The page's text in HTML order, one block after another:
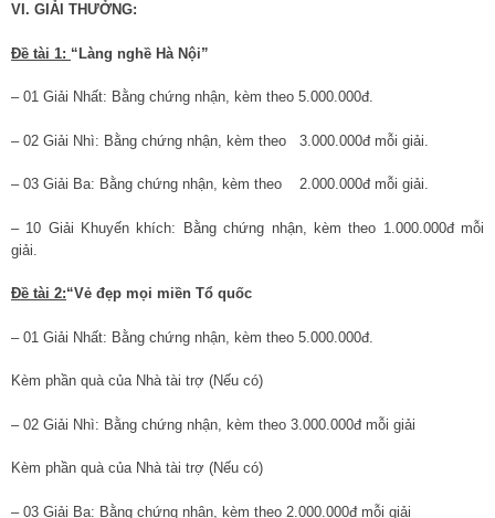
VI. GIẢI THƯỞNG:
Đề tài 1: “Làng nghề Hà Nội”
– 01 Giải Nhất: Bằng chứng nhận, kèm theo 5.000.000đ.
– 02 Giải Nhì: Bằng chứng nhận, kèm theo 3.000.000đ mỗi giải.
– 03 Giải Ba: Bằng chứng nhận, kèm theo 2.000.000đ mỗi giải.
– 10 Giải Khuyến khích: Bằng chứng nhận, kèm theo 1.000.000đ mỗi
giải.
Đề tài 2:“Vẻ đẹp mọi miền Tổ quốc
– 01 Giải Nhất: Bằng chứng nhận, kèm theo 5.000.000đ.
Kèm phần quà của Nhà tài trợ (Nếu có)
– 02 Giải Nhì: Bằng chứng nhận, kèm theo 3.000.000đ mỗi giải
Kèm phần quà của Nhà tài trợ (Nếu có)
– 03 Giải Ba: Bằng chứng nhận, kèm theo 2.000.000đ mỗi giải